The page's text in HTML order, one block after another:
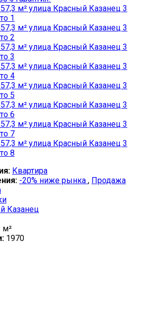
Квартира
-20% ниже рынка , Продажа
Казанец
м²
1970